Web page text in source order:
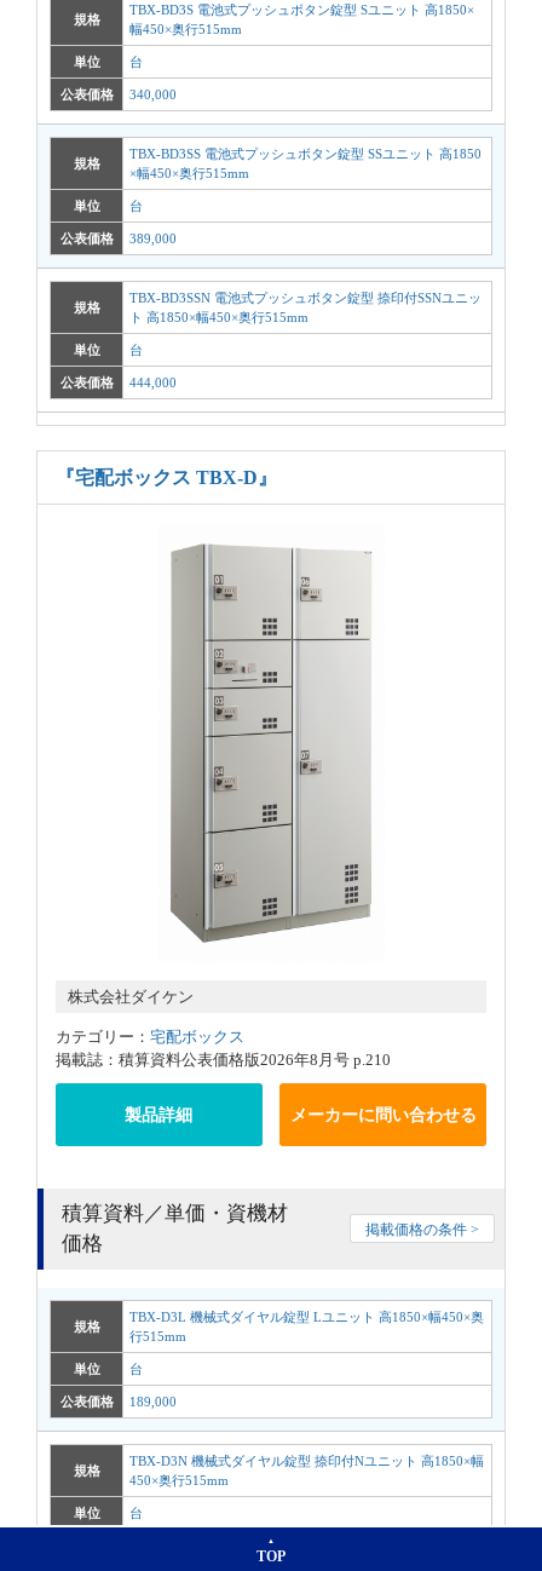
規格
TBX-BD3S 電池式プッシュボタン錠型 Sユニット 高1850×
幅450×奥行515mm
単位 台
公表価格 340,000
規格
TBX-BD3SS 電池式プッシュボタン錠型 SSユニット 高1850
×幅450×奥行515mm
単位 台
公表価格 389,000
規格
TBX-BD3SSN 電池式プッシュボタン錠型 捺印付SSNユニッ
ト 高1850×幅450×奥行515mm
単位 台
公表価格 444,000
『宅配ボックス TBX-D』
株式会社ダイケン
カテゴリー： 宅配ボックス
掲載誌：積算資料公表価格版2026年8月号 p.210
製品詳細 メーカーに問い合わせる
積算資料／単価・資機材
価格
掲載価格の条件 >
規格
TBX-D3L 機械式ダイヤル錠型 Lユニット 高1850×幅450×奥
行515mm
単位 台
公表価格 189,000
規格
TBX-D3N 機械式ダイヤル錠型 捺印付Nユニット 高1850×幅
450×奥行515mm
単位 台
TOP